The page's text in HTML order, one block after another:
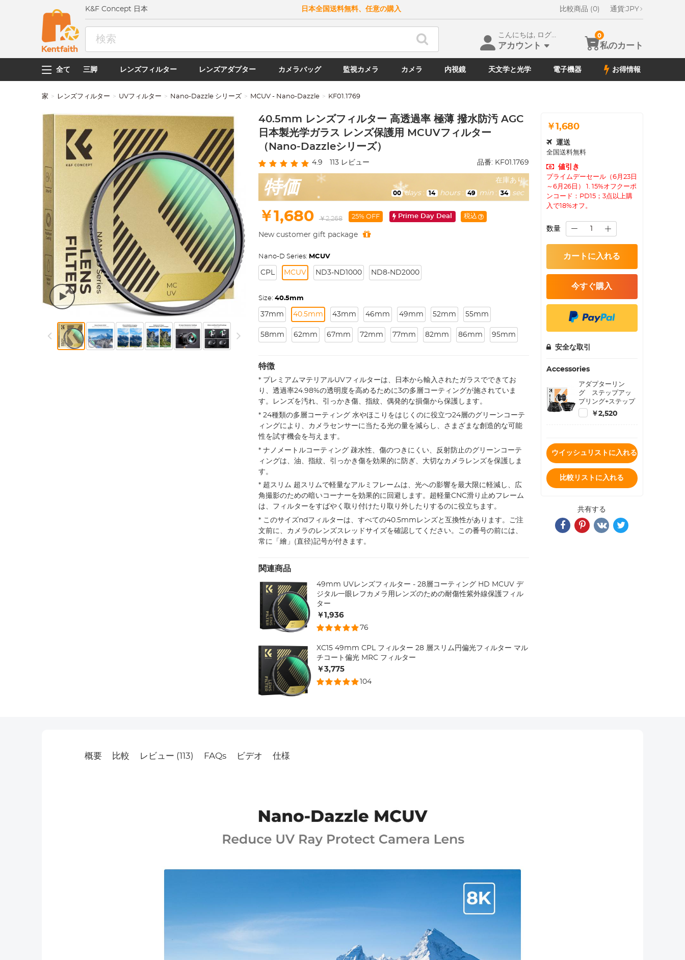
K&F Concept 日本 日本全国送料無料、任意の購入 比較商品 (0) 通貨:JPY
こんにちは, ログイン
アカウント 私のカート
0
全て 三脚 レンズフィルター レンズアダプター カメラバッグ 監視カメラ カメラ 内視鏡 天文学と光学 電子機器 お得情報
家 レンズフィルター UVフィルター Nano-Dazzle シリーズ MCUV - Nano-Dazzle KF01.1769
40.5mm レンズフィルター 高透過率 極薄 撥水防汚 AGC
日本製光学ガラス レンズ保護用 MCUVフィルター
（Nano-Dazzleシリーズ）
4.9 113レビュー 品番: KF01.1769
特価 在庫あり
00 days : 14 hours : 49 min : 33 sec
￥1,680 ￥2,268 25% OFF Prime Day Deal 税込
New customer gift package
Nano-D Series: MCUV
CPL MCUV ND3-ND1000 ND8-ND2000
Size: 40.5mm
37mm 40.5mm 43mm 46mm 49mm 52mm 55mm
58mm 62mm 67mm 72mm 77mm 82mm 86mm 95mm
特徴
* プレミアムマテリアルUVフィルターは、日本から輸入されたガラスでできてお
り、透過率24.98%の透明度を高めるために3の多層コーティングが施されていま
す。レンズを汚れ、引っかき傷、指紋、偶発的な損傷から保護します。
* 24種類の多層コーティング 水やほこりをはじくのに役立つ24層のグリーンコーテ
ィングにより、カメラセンサーに当たる光の量を減らし、さまざまな創造的な可能
性を試す機会を与えます。
* ナノメートルコーティング 疎水性、傷のつきにくい、反射防止のグリーンコーテ
ィングは、油、指紋、引っかき傷を効果的に防ぎ、大切なカメラレンズを保護しま
す。
* 超スリム 超スリムで軽量なアルミフレームは、光への影響を最大限に軽減し、広
角撮影のための暗いコーナーを効果的に回避します。超軽量CNC滑り止めフレーム
は、フィルターをすばやく取り付けたり取り外したりするのに役立ちます。
* このサイズndフィルターは、すべての40.5mmレンズと互換性があります。ご注
文前に、カメラのレンズスレッドサイズを確認してください。この番号の前には、
常に「繪」(直径)記号が付きます。
関連商品
49mm UVレンズフィルター - 28層コーティング HD MCUV デ
ジタル一眼レフカメラ用レンズのための耐傷性紫外線保護フィル
ター
￥1,936
76
XC15 49mm CPL フィルター 28 層スリム円偏光フィルター マル
チコート偏光 MRC フィルター
￥3,775
104
￥1,680
運送
全国送料無料
値引き
プライムデーセール（6月23日
～6月26日） 1. 15%オフクーポ
ンコード：PD15；3点以上購
入で18%オフ。
数量
カートに入れる
今すぐ購入
安全な取引
Accessories
アダプターリン
グ ステップアッ
プリング+ステップ
ダウンリング 18枚1
セット
￥2,520
ウイッシュリストに入れる
比較リストに入れる
共有する
概要 比較 レビュー (113) FAQs ビデオ 仕様